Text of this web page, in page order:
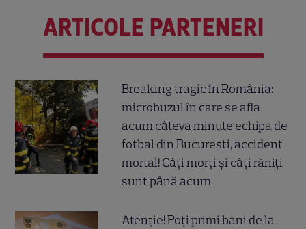
ARTICOLE PARTENERI
Breaking tragic în România:
microbuzul în care se afla
acum câteva minute echipa de
fotbal din București, accident
mortal! Câți morți și câți răniți
sunt până acum
Atenție! Poți primi bani de la